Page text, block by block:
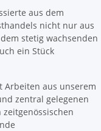
aus dem
nicht nur aus
stetig wachsenden
ein Stück
aus unserem
zentral gelegenen